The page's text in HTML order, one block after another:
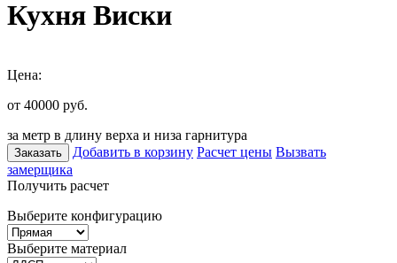
Кухня Виски
Цена:
от 40000 руб.
за метр в длину верха и низа гарнитура
Заказать Добавить в корзину Расчет цены Вызвать
замерщика
Получить расчет
Выберите конфигурацию
Выберите материал